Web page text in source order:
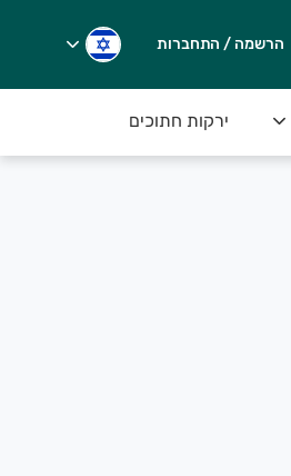
הרשמה / התחברות
ירקות חתוכים